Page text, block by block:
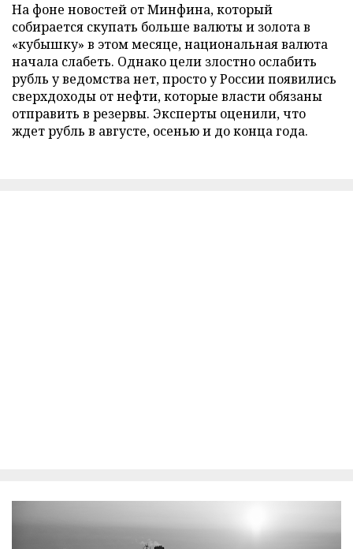
На фоне новостей от Минфина, который
собирается скупать больше валюты и золота в
«кубышку» в этом месяце, национальная валюта
начала слабеть. Однако цели злостно ослабить
рубль у ведомства нет, просто у России появились
сверхдоходы от нефти, которые власти обязаны
отправить в резервы. Эксперты оценили, что
ждет рубль в августе, осенью и до конца года.